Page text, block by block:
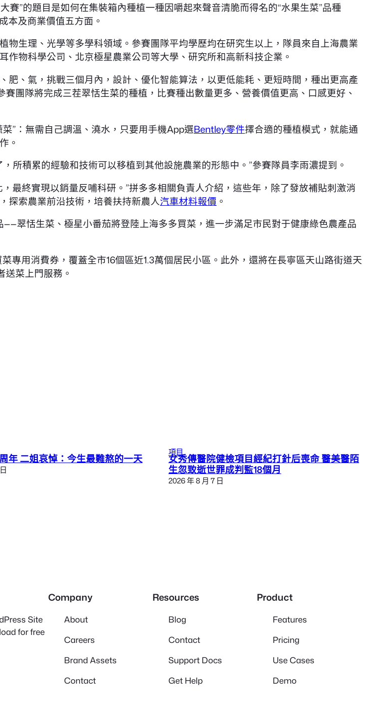
賽”的題目是如何在集裝箱內種植一種因嚼起來聲音清脆而得名的“水果生菜”品種
本及商業價值五方面。
物生理、光學等多學科領域。參賽團隊平均學歷均在研究生以上，隊員來自上海農業
物科學公司、北京極星農業公司等大學、研究所和高新科技企業。
、氣，挑戰三個月內，設計、優化智能算法，以更低能耗、更短時間，種出更高產
團隊將完成三茬翠恬生菜的種植，比賽種出數量更多、營養價值更高、口感更好、
”：無需自己調溫、澆水，只要用手機App選Bentley零件擇合適的種植模式，就能通
。
所積累的經驗和技術可以移植到其他設施農業的形態中。”參賽隊員李雨濃提到。
最終實現以銷量反哺科研。”拼多多相關負責人介紹，這些年，除了發放補貼刺激消
探索農業前沿技術，培養扶持新農人汽車材料報價 。
翠恬生菜、極星小番茄將登陸上海多多買菜，進一步滿足市民對于健康綠色農產品
專用消費券，覆蓋全市16個區近1.3萬個居民小區。此外，還將在長寧區天山路街道天
送菜上門服務。
年 二姐哀悼：今生最難熬的一天
項目
女秀傳醫院健檢項目經紀打針后喪命 醫美醫陌
生忽致逝世罪成判監18個月
2026 年 8 月 7 日
Site
for free
Company
About
Careers
Brand Assets
Contact
Resources
Blog
Contact
Support Docs
Get Help
Product
Features
Pricing
Use Cases
Demo